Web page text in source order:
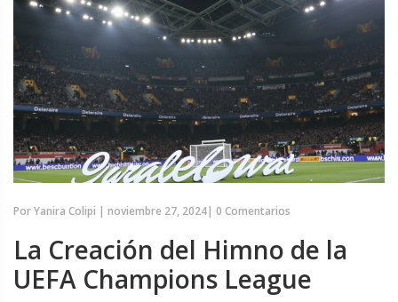
PorYanira Colipi | noviembre 27, 2024| 0 Comentarios
La Creación del Himno de la
UEFA Champions League